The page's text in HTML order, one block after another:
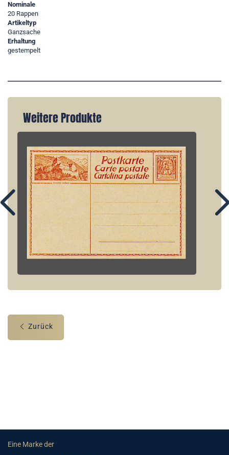
Nominale
20 Rappen
Artikeltyp
Ganzsache
Erhaltung
gestempelt
Weitere Produkte
Zurück
Eine Marke der